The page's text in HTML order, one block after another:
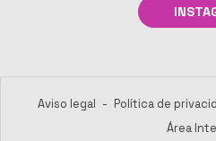
Aviso legal - Política de
Área